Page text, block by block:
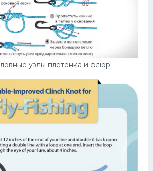
узлы плетенка и флюр